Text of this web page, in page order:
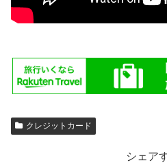
クレジットカード
シェア